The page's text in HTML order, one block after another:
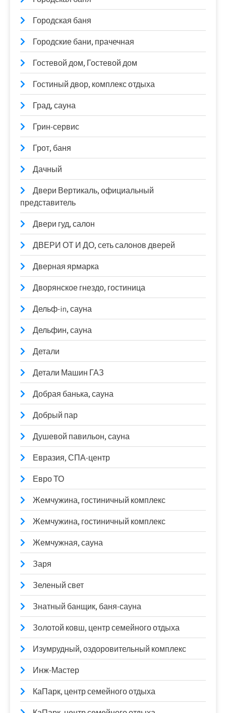
Городская баня
Городские бани, прачечная
Гостевой дом, Гостевой дом
Гостиный двор, комплекс отдыха
Град, сауна
Грин-сервис
Грот, баня
Дачный
Двери Вертикаль, официальный
представитель
Двери гуд, салон
ДВЕРИ ОТ И ДО, сеть салонов дверей
Дверная ярмарка
Дворянское гнездо, гостиница
Дельф-in, сауна
Дельфин, сауна
Детали
Детали Машин ГАЗ
Добрая банька, сауна
Добрый пар
Душевой павильон, сауна
Евразия, СПА-центр
Евро ТО
Жемчужина, гостиничный комплекс
Жемчужина, гостиничный комплекс
Жемчужная, сауна
Заря
Зеленый свет
Знатный банщик, баня-сауна
Золотой ковш, центр семейного отдыха
Изумрудный, оздоровительный комплекс
Инж-Мастер
КаПарк, центр семейного отдыха